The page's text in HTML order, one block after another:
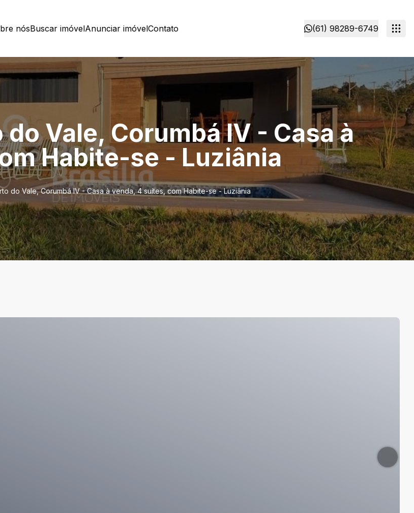
nósBuscar imóvelAnunciar imóvelContato (61) 98289-6749
Vale, Corumbá IV - Casa à
Habite-se - Luziânia
do Vale, Corumbá IV - Casa à venda, 4 suítes, com Habite-se - Luziânia